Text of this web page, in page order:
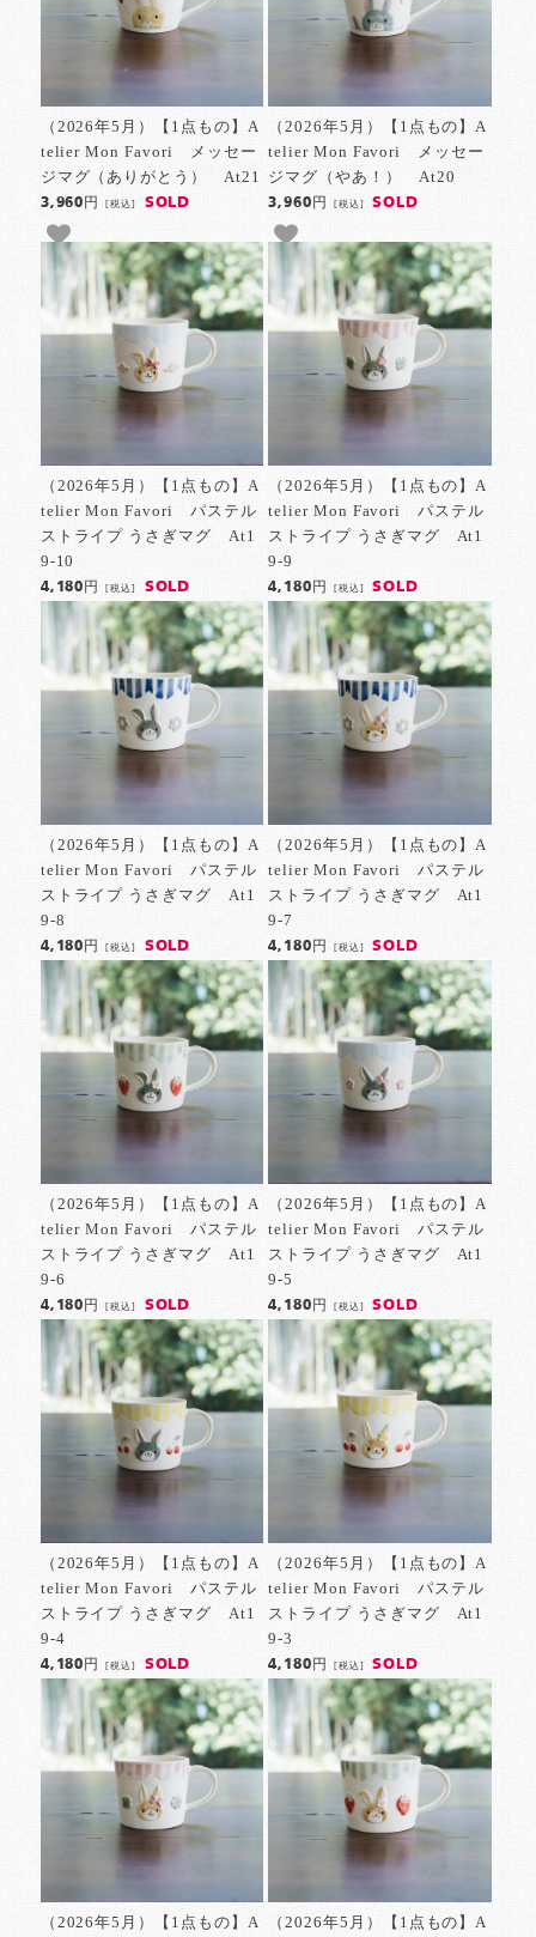
（2026年5月）【1点もの】A
telier Mon Favori メッセー
ジマグ（ありがとう） At21
3,960円[税込] SOLD
（2026年5月）【1点もの】A
telier Mon Favori メッセー
ジマグ（やあ！） At20
3,960円 [税込] SOLD
（2026年5月）【1点もの】A
telier Mon Favori パステル
ストライプ うさぎマグ At1
9-10
4,180円[税込] SOLD
（2026年5月）【1点もの】A
telier Mon Favori パステル
ストライプ うさぎマグ At1
9-9
4,180円 [税込] SOLD
（2026年5月）【1点もの】A
telier Mon Favori パステル
ストライプ うさぎマグ At1
9-8
4,180円[税込] SOLD
（2026年5月）【1点もの】A
telier Mon Favori パステル
ストライプ うさぎマグ At1
9-7
4,180円 [税込] SOLD
（2026年5月）【1点もの】A
telier Mon Favori パステル
ストライプ うさぎマグ At1
9-6
4,180円[税込] SOLD
（2026年5月）【1点もの】A
telier Mon Favori パステル
ストライプ うさぎマグ At1
9-5
4,180円 [税込] SOLD
（2026年5月）【1点もの】A
telier Mon Favori パステル
ストライプ うさぎマグ At1
9-4
4,180円[税込] SOLD
（2026年5月）【1点もの】A
telier Mon Favori パステル
ストライプ うさぎマグ At1
9-3
4,180円 [税込] SOLD
（2026年5月）【1点もの】A （2026年5月）【1点もの】A